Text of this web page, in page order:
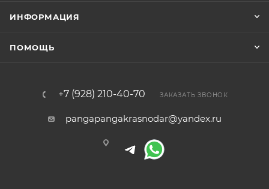
ИНФОРМАЦИЯ
ПОМОЩЬ
+7 (928) 210-40-70 ЗАКАЗАТЬ ЗВОНОК
pangapangakrasnodar@yandex.ru